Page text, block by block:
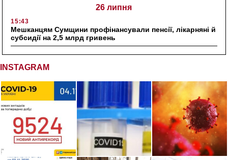
26 липня
15:43
Мешканцям Сумщини профінансували пенсії, лікарняні й
субсидії на 2,5 млрд гривень
INSTAGRAM